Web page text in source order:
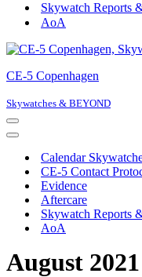
Skywatch Reports
AoA
CE-5 Copenhagen
Skywatches & BEYOND
Navigation
Menu
Navigation
Calendar
CE-5 Contact
Evidence
Aftercare
Skywatch Reports
AoA
August 2021